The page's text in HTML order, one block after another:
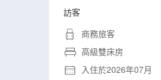
訪客
商務旅客
高級雙床房
入住於2026年07月